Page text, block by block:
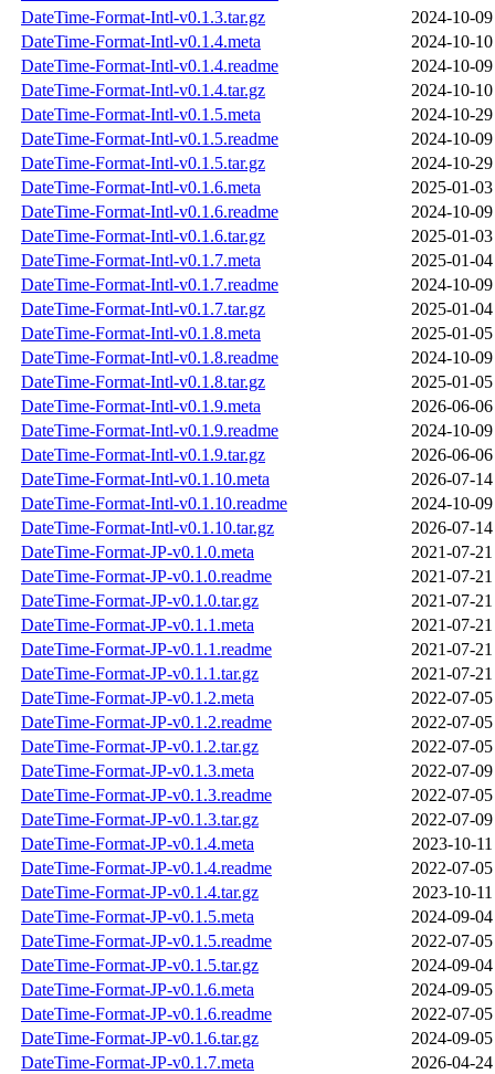
DateTime-Format-Intl-v0.1.3.tar.gz
2024-10-
DateTime-Format-Intl-v0.1.4.meta
2024-10-
DateTime-Format-Intl-v0.1.4.readme
2024-10-
DateTime-Format-Intl-v0.1.4.tar.gz
2024-10-
DateTime-Format-Intl-v0.1.5.meta
2024-10-
DateTime-Format-Intl-v0.1.5.readme
2024-10-
DateTime-Format-Intl-v0.1.5.tar.gz
2024-10-
DateTime-Format-Intl-v0.1.6.meta
2025-01-
DateTime-Format-Intl-v0.1.6.readme
2024-10-
DateTime-Format-Intl-v0.1.6.tar.gz
2025-01-
DateTime-Format-Intl-v0.1.7.meta
2025-01-
DateTime-Format-Intl-v0.1.7.readme
2024-10-
DateTime-Format-Intl-v0.1.7.tar.gz
2025-01-
DateTime-Format-Intl-v0.1.8.meta
2025-01-
DateTime-Format-Intl-v0.1.8.readme
2024-10-
DateTime-Format-Intl-v0.1.8.tar.gz
2025-01-
DateTime-Format-Intl-v0.1.9.meta
2026-06-
DateTime-Format-Intl-v0.1.9.readme
2024-10-
DateTime-Format-Intl-v0.1.9.tar.gz
2026-06-
DateTime-Format-Intl-v0.1.10.meta
2026-07-
DateTime-Format-Intl-v0.1.10.readme
2024-10-
DateTime-Format-Intl-v0.1.10.tar.gz
2026-07-
DateTime-Format-JP-v0.1.0.meta
2021-07-
DateTime-Format-JP-v0.1.0.readme
2021-07-
DateTime-Format-JP-v0.1.0.tar.gz
2021-07-
DateTime-Format-JP-v0.1.1.meta
2021-07-
DateTime-Format-JP-v0.1.1.readme
2021-07-
DateTime-Format-JP-v0.1.1.tar.gz
2021-07-
DateTime-Format-JP-v0.1.2.meta
2022-07-
DateTime-Format-JP-v0.1.2.readme
2022-07-
DateTime-Format-JP-v0.1.2.tar.gz
2022-07-
DateTime-Format-JP-v0.1.3.meta
2022-07-
DateTime-Format-JP-v0.1.3.readme
2022-07-
DateTime-Format-JP-v0.1.3.tar.gz
2022-07-
DateTime-Format-JP-v0.1.4.meta
2023-10-
DateTime-Format-JP-v0.1.4.readme
2022-07-
DateTime-Format-JP-v0.1.4.tar.gz
2023-10-
DateTime-Format-JP-v0.1.5.meta
2024-09-
DateTime-Format-JP-v0.1.5.readme
2022-07-
DateTime-Format-JP-v0.1.5.tar.gz
2024-09-
DateTime-Format-JP-v0.1.6.meta
2024-09-
DateTime-Format-JP-v0.1.6.readme
2022-07-
DateTime-Format-JP-v0.1.6.tar.gz
2024-09-
DateTime-Format-JP-v0.1.7.meta
2026-04-